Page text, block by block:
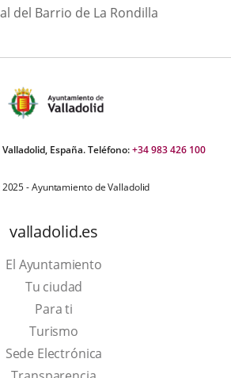
del Barrio de La Rondilla
España. Teléfono:+34 983 426 100
- Ayuntamiento de Valladolid
valladolid.es
El Ayuntamiento
Tu ciudad
Para ti
TurismoThis
link
Sede Electrónica